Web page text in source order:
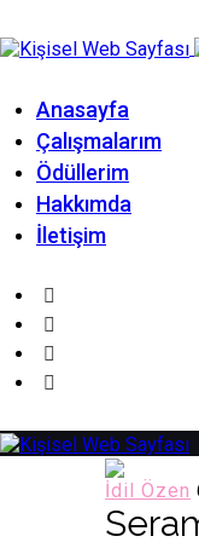
Anasayfa
Çalışmalarım
Ödüllerim
Hakkımda
İletişim
İdil Özen